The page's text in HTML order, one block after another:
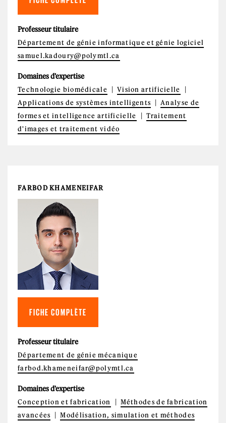
Professeur titulaire
Département de génie informatique et génie logiciel
samuel.kadoury@polymtl.ca
Domaines d'expertise
Technologie biomédicale
Vision artificielle
Applications de systèmes intelligents
Analyse de
formes et intelligence artificielle
Traitement
d'images et traitement vidéo
FARBOD KHAMENEIFAR
FICHE COMPLÈTE
Professeur titulaire
Département de génie mécanique
farbod.khameneifar@polymtl.ca
Domaines d'expertise
Conception et fabrication
Méthodes de fabrication
avancées
Modélisation, simulation et méthodes